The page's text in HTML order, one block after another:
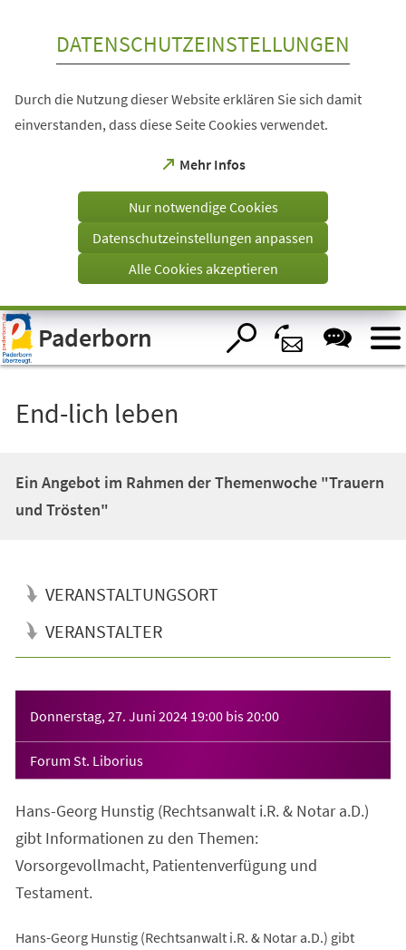
Visuelle
Assistenzsoftware
öffnen.
DATENSCHUTZEINSTELLUNGEN
Durch die Nutzung dieser Website erklären Sie sich damit
einverstanden, dass diese Seite Cookies verwendet.
Mehr Infos
(Öffnet
einem
Tab)
Nur notwendige Cookies
Datenschutzeinstellungen anpassen
Alle Cookies akzeptieren
Paderborn
End-lich leben
Ein Angebot im Rahmen der Themenwoche "Trauern
und Trösten"
VERANSTALTUNGSORT
VERANSTALTER
Donnerstag, 27. Juni 2024 19:00 bis20:00
Forum St. Liborius
Hans-Georg Hunstig (Rechtsanwalt i.R. & Notar a.D.)
gibt Informationen zu den Themen:
Vorsorgevollmacht, Patientenverfügung und
Testament.
Hans-Georg Hunstig (Rechtsanwalt i.R. & Notar a.D.) gibt